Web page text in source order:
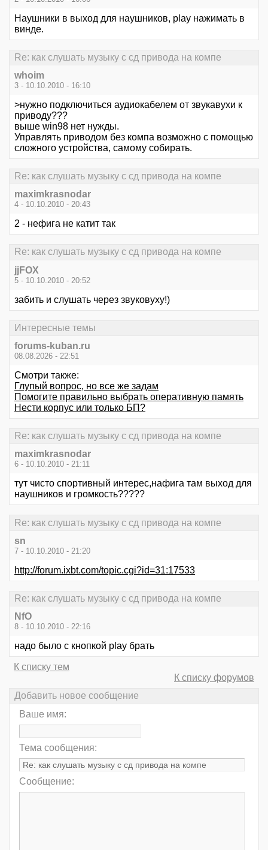
Наушники в выход для наушников, play нажимать в
винде.
Re: как слушать музыку с сд привода на компе
whoim
3 - 10.10.2010 - 16:10
>нужно подключиться аудиокабелем от звукавухи к
приводу???
выше win98 нет нужды.
Управлять приводом без компа возможно с помощью
сложного устройства, самому собирать.
Re: как слушать музыку с сд привода на компе
maximkrasnodar
4 - 10.10.2010 - 20:43
2 - нефига не катит так
Re: как слушать музыку с сд привода на компе
jjFOX
5 - 10.10.2010 - 20:52
забить и слушать через звуковуху!)
Интересные темы
forums-kuban.ru
08.08.2026 - 22:51
Смотри также:
Глупый вопрос, но все же задам
Помогите правильно выбрать оперативную память
Нести корпус или только БП?
Re: как слушать музыку с сд привода на компе
maximkrasnodar
6 - 10.10.2010 - 21:11
тут чисто спортивный интерес,нафига там выход для
наушников и громкость?????
Re: как слушать музыку с сд привода на компе
sn
7 - 10.10.2010 - 21:20
http://forum.ixbt.com/topic.cgi?id=31:17533
Re: как слушать музыку с сд привода на компе
NfO
8 - 10.10.2010 - 22:16
надо было с кнопкой play брать
К списку тем
К списку форумов
Добавить новое сообщение
Ваше имя:
Тема сообщения:
Сообщение: